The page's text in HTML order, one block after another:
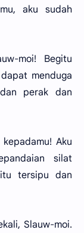
aku sudah
moi! Begitu
menduga
perak dan
Aku
silat
tersipu dan
Slauw-moi.